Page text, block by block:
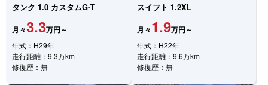
タンク 1.0 カスタムG-T
月々3.3万円～
年式：H29年
走行距離：9.3万km
修復歴：無
スイフト 1.2XL
月々1.9万円～
年式：H22年
走行距離：9.6万km
修復歴：無